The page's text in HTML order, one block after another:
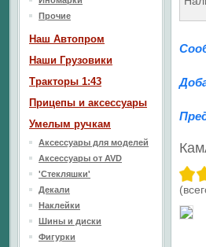
Прочие
Наш Aвтопром
Наши Грузовики
Тракторы 1:43
Прицепы и аксессуары
Умелым ручкам
Аксессуары для моделей
Аксессуары от AVD
'Стекляшки'
Декали
Наклейки
Шины и диски
Фигурки